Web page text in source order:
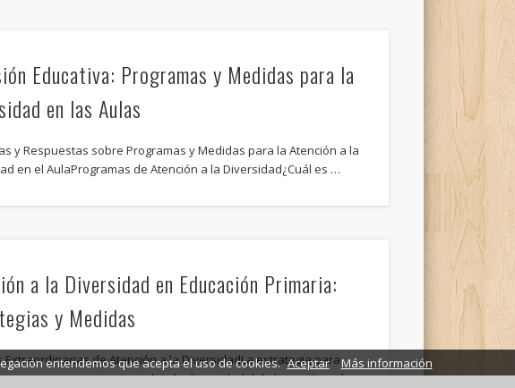
Educativa: Programas y Medidas para la
en las Aulas
y Respuestas sobre Programas y Medidas para la Atención a la
en el AulaProgramas de Atención a la Diversidad¿Cuál es …
a la Diversidad en Educación Primaria:
y Medidas
Extraordinarias de Atención a la DiversidadLa estrategia para
una respuesta ajustada a la diversidad del alumnado es la
entendemos que acepta el uso de cookies. Aceptar Más información